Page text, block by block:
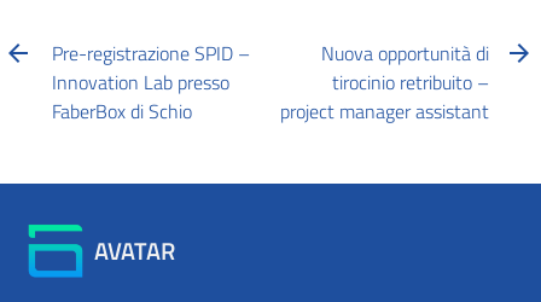
Pre-registrazione SPID –
Innovation Lab presso
FaberBox di Schio
Nuova opportunità di
tirocinio retribuito –
project manager assistant
AVATAR